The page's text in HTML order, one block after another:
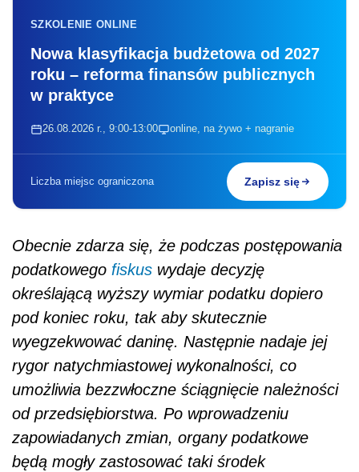
SZKOLENIE ONLINE
Nowa klasyfikacja budżetowa od 2027
roku – reforma finansów publicznych
w praktyce
26.08.2026 r., 9:00-13:00 online, na żywo + nagranie
Liczba miejsc ograniczona Zapisz się
Obecnie zdarza się, że podczas postępowania
podatkowego fiskus wydaje decyzję
określającą wyższy wymiar podatku dopiero
pod koniec roku, tak aby skutecznie
wyegzekwować daninę. Następnie nadaje jej
rygor natychmiastowej wykonalności, co
umożliwia bezzwłoczne ściągnięcie należności
od przedsiębiorstwa. Po wprowadzeniu
zapowiadanych zmian, organy podatkowe
będą mogły zastosować taki środek